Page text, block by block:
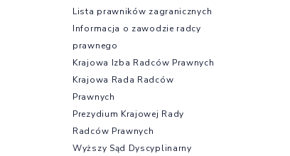
Lista prawników zagranicznych
Informacja o zawodzie radcy
prawnego
Krajowa Izba Radców Prawnych
Krajowa Rada Radców
Prawnych
Prezydium Krajowej Rady
Radców Prawnych
Wyższy Sąd Dyscyplinarny